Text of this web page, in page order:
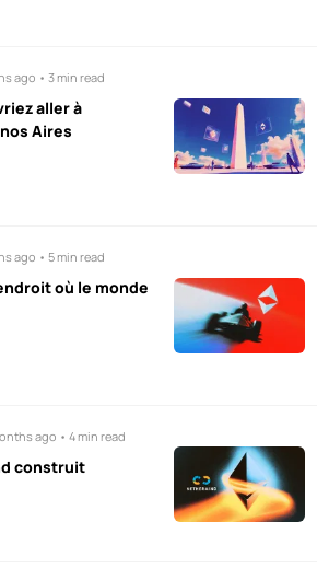
ago • 3 min read
aller à
Aires
ago • 5 min read
où le monde
ago • 4 min read
construit